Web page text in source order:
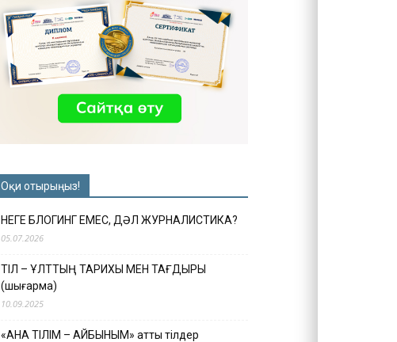
Оқи отырыңыз!
НЕГЕ БЛОГИНГ ЕМЕС, ДӘЛ ЖУРНАЛИСТИКА?
05.07.2026
ТІЛ – ҰЛТТЫҢ ТАРИХЫ МЕН ТАҒДЫРЫ
(шығарма)
10.09.2025
«АНА ТІЛІМ – АЙБЫНЫМ» атты тілдер